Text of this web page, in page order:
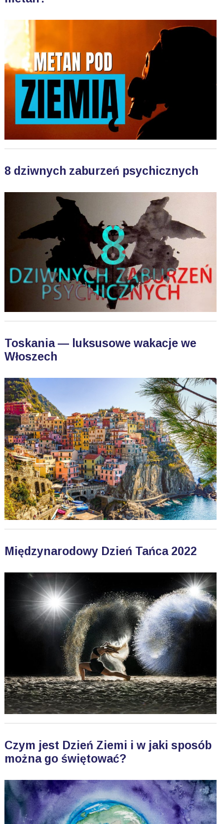
8 dziwnych zaburzeń psychicznych
Toskania — luksusowe wakacje we
Włoszech
Międzynarodowy Dzień Tańca 2022
Czym jest Dzień Ziemi i w jaki sposób
można go świętować?